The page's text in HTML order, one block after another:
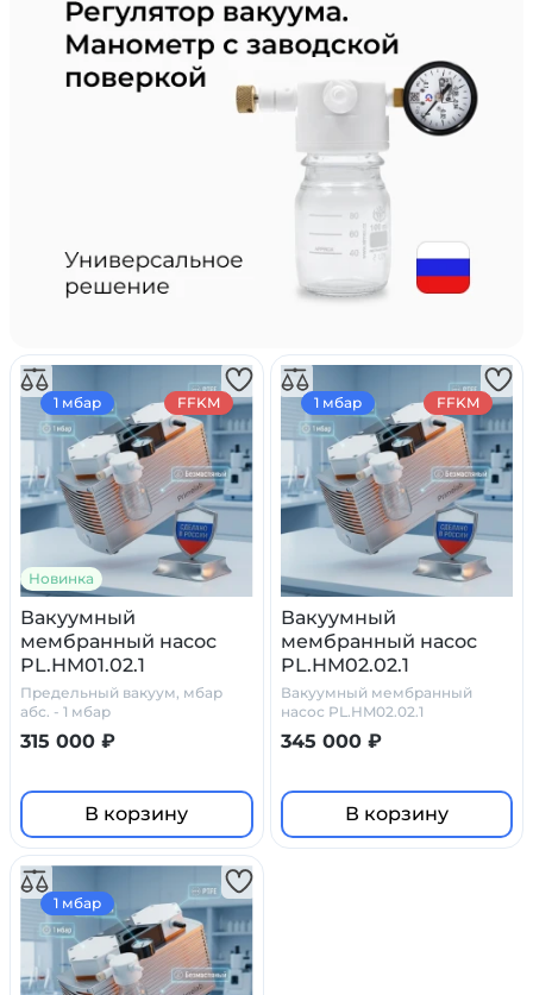
Новинка
Вакуумный
мембранный насос
PL.HM01.02.1
Предельный вакуум, мбар
абс. - 1 мбар
315 000 ₽
В корзину
1 мбар FFKM
Вакуумный
мембранный насос
PL.HM02.02.1
Вакуумный мембранный
насос PL.HM02.02.1
345 000 ₽
В корзину
1 мбар FFKM
1 мбар